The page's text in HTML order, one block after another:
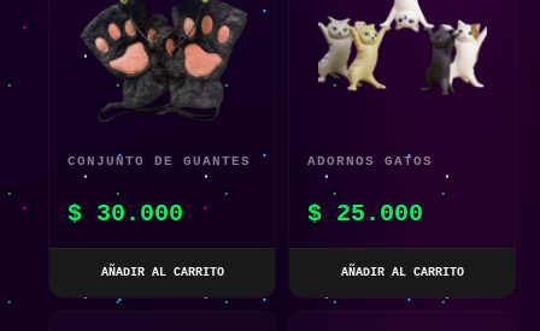
CONJUNTO DE GUANTES
CON DISEÑO GATUNO
$ 30.000
AÑADIR AL CARRITO
ADORNOS GATOS
BAILARINES
PORTALAPICES
$ 25.000
AÑADIR AL CARRITO